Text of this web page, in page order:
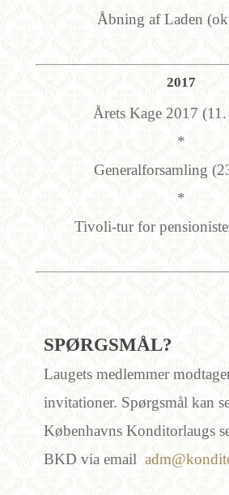
Åbning af Laden
2017
Årets Kage 2017 (11.
*
Generalforsamling
*
Tivoli-tur for
SPØRGSMÅL?
Laugets medlemmer
invitationer. Spørgsmål kan
Københavns Konditorlaugs
BKD via email